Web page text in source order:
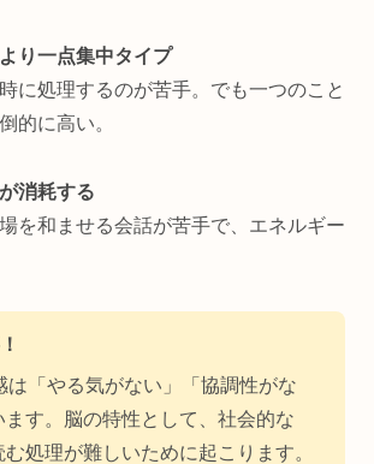
り一点集中タイプ
に処理するのが苦手。でも一つのこと
的に高い。
消耗する
を和ませる会話が苦手で、エネルギー
は「やる気がない」「協調性がな
ます。脳の特性として、社会的な
む処理が難しいために起こります。